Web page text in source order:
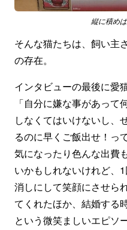
縦に積め
そんな猫たちは、飼い主
の存在。
インタビューの最後に愛
「自分に嫌な事があっ
しなくてはいけないし、
るのに早くご飯出せ！っ
気になったり色んな出費
いかもしれないけれど、
消しにして笑顔にさせら
てくれたほか、結婚する
という微笑ましいエピソ